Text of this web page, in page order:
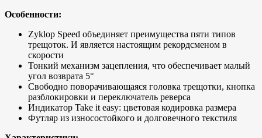
Особенности:
Zyklop Speed объединяет преимущества пяти типов
трещоток. И является настоящим рекордсменом в
скорости
Тонкий механизм зацепления, что обеспечивает малый
угол возврата 5°
Свободно поворачивающаяся головка трещотки, кнопка
разблокировки и переключатель реверса
Индикатор Take it easy: цветовая кодировка размера
Футляр из износостойкого и долговечного текстиля